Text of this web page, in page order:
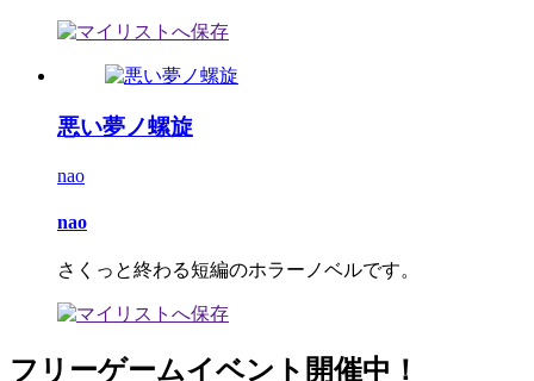
悪い夢ノ螺旋
nao
nao
さくっと終わる短編のホラーノベルです。
フリーゲームイベント開催中！